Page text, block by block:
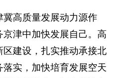
冀高质量发展动力源作
津中加快发展自己。高
建设，扎实推动承接北
实，加快培育发展空天